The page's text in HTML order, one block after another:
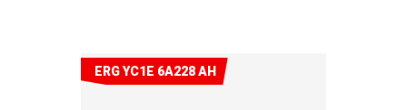
ERG YC1E 6A228 AH